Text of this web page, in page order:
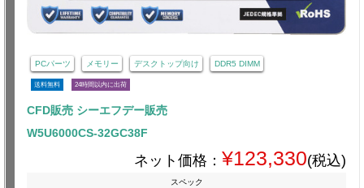
PCパーツ メモリー デスクトップ向け DDR5 DIMM
送料無料 24時間以内に出荷
CFD販売 シーエフデー販売
W5U6000CS-32GC38F
ネット価格： ¥123,330(税込)
スペック